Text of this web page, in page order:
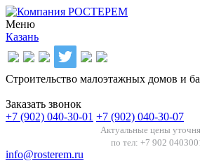
Меню
Казань
Строительство малоэтажных домов и
Заказать звонок
+7 (902) 040-30-01 +7 (902) 040-30-07
Актуальные цены
по тел: +7 902
info@rosterem.ru